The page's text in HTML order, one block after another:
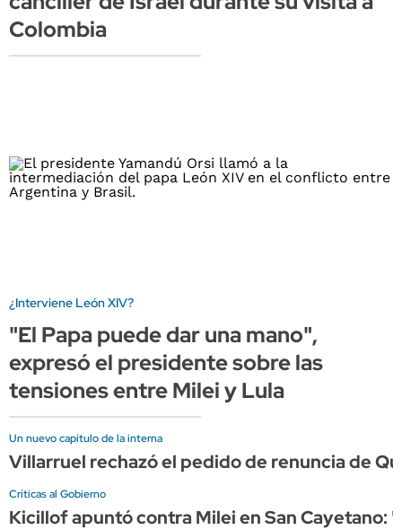
Colombia
¿Interviene León XIV?
"El Papa puede dar una mano",
expresó el presidente sobre las
tensiones entre Milei y Lula
Un nuevo capítulo de la interna
Villarruel rechazó el pedido de renuncia de
Críticas al Gobierno
Kicillof apuntó contra Milei en San Cayetano: